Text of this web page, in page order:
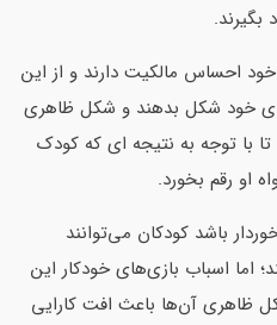
بگیرند.
احساس مالکیت دارند و از این
خود شکل بدهند و شکل ظاهری
با توجه به نتیجه ای که کودک
او رقم بخورد.
باشد کودکان می‌توانند
اما اسباب بازی‌های خودکار این
ظاهری آن‌ها باعث افت کارایی